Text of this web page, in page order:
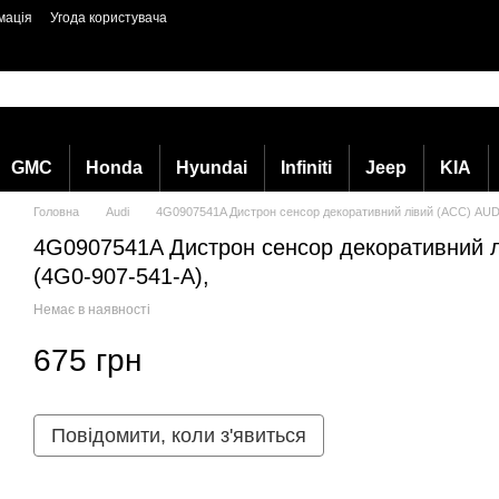
Угода користувача
GMC Honda Hyundai Infiniti Jeep KIA
Головна Audi 4G0907541A Дистрон сенсор декоративний лівий (АСС)
4G0907541A Дистрон сенсор
(4G0-907-541-A),
Немає в наявності
675 грн
Повідомити, коли з'явиться